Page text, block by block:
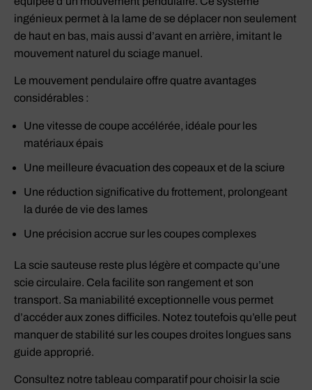
ingénieux permet à la lame de se déplacer non seulement
de haut en bas, mais aussi d’avant en arrière, imitant le
mouvement naturel du sciage manuel.
Le mouvement pendulaire offre quatre avantages
considérables :
Une vitesse de coupe accélérée, idéale pour les
matériaux épais
Une meilleure évacuation des copeaux et de la sciure
Une réduction significative du frottement, prolongeant
la durée de vie des lames
Une précision accrue sur les coupes complexes
La scie sauteuse reste plus légère et compacte qu’une
scie circulaire. Cela facilite son rangement et son
transport. Sa maniabilité exceptionnelle vous permet
d’accéder aux zones difficiles. Notez toutefois qu’elle peut
manquer de stabilité sur les coupes droites longues sans
guide approprié.
Consultez notre tableau comparatif pour choisir la scie